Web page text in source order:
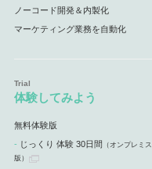
ノーコード開発＆内製化
マーケティング業務を自動化
体験してみよう
無料体験版
じっくり 体験 30日間 （オンプレミス
版）